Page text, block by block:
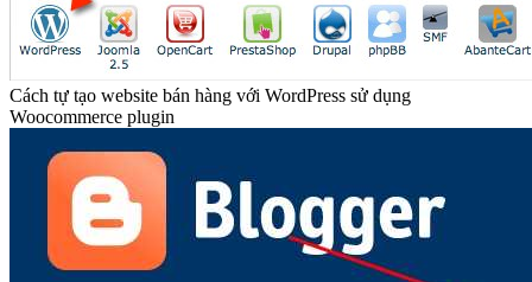
Cách tự tạo website bán hàng với WordPress sử dụng
Woocommerce plugin